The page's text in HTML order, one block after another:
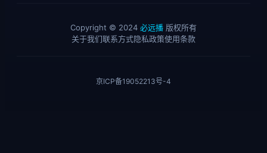
Copyright © 2024 必远播 版权所有
关于我们联系方式隐私政策使用条款
京ICP备19052213号-4